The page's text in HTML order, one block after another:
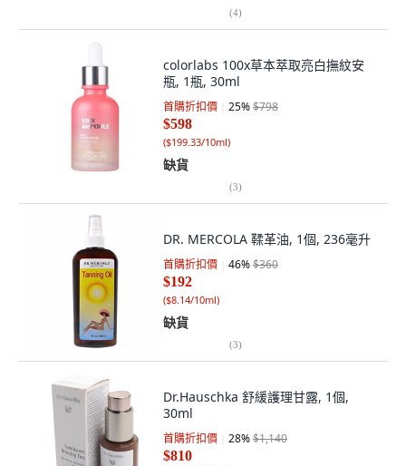
(4)
colorlabs 100x草本萃取亮白撫紋安
瓶, 1瓶, 30ml
首購折扣價 25%$798
$598
($199.33/10ml)
缺貨
(3)
DR. MERCOLA 鞣革油, 1個, 236毫升
首購折扣價 46%$360
$192
($8.14/10ml)
缺貨
(3)
Dr.Hauschka 舒緩護理甘露, 1個,
30ml
首購折扣價 28%$1,140
$810